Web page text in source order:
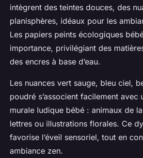
intègrent des teintes douces, des
planisphères, idéaux pour les
Les papiers peints écologiques
importance, privilégiant des
des encres à base d’eau.
Les nuances vert sauge, bleu ciel,
poudré s’associent facilement avec
murale ludique bébé : animaux de
lettres ou illustrations florales. Ce
favorise l’éveil sensoriel, tout en
ambiance zen.